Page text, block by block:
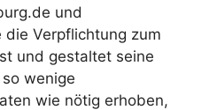
und
Verpflichtung zum
und gestaltet seine
wenige
wie nötig erhoben,